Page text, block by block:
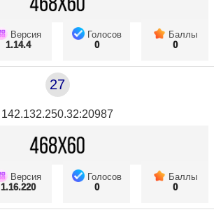
Версия
1.14.4
Голосов
0
Баллы
0
27
142.132.250.32:20987
Версия
1.16.220
Голосов
0
Баллы
0